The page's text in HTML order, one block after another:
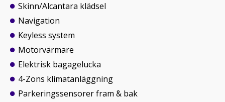
Skinn/Alcantara klädsel
Navigation
Keyless system
Motorvärmare
Elektrisk bagagelucka
4-Zons klimatanläggning
Parkeringssensorer fram & bak